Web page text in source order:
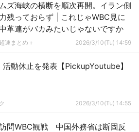
ズ海峡の横断を順次再開。イラン側
ず | これじゃWBC見に
革連がバカみたいじゃないですか
速まとめ＋ 2026/3/10(Tu) 14:59
活動休止を発表【PickupYoutube】
2026/3/10(Tu) 14:55
問WBC観戦 中国外務省は断固反